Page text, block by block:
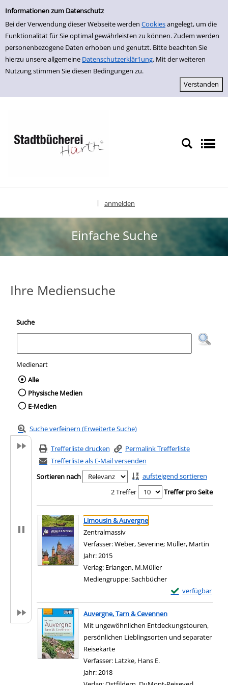
Einfache Suche
Informationen zum Datenschutz
Bei der Verwendung dieser Webseite werden Cookiesangelegt, um die
Funktionalität für Sie optimal gewährleisten zu können. Zudem werden
personenbezogene Daten erhoben und genutzt. Bitte beachten Sie
hierzu unsere allgemeine Datenschutzerklär1ung. Mit der weiteren
Nutzung stimmen Sie diesen Bedingungen zu.
zur Navigation springen
zum Inhalt springen
Zu den Suchfiltern springen
Zur Trefferliste springen
anmelden
Einfache Suche
Ihre Mediensuche
Suche
Medienart
Wählen Sie die Medienart nach der Sie
Alle
Physische Medien
E-Medien
Suche verfeinern (Erweiterte Suche)
Trefferliste drucken
Permalink Trefferliste
Trefferliste als E-Mail versenden
Sortieren nach
aufsteigend sortieren
2 Treffer
Treffer pro Seite
Suchergebnis
Zu den Suchfiltern springen
Limousin & Auvergne
Zentralmassiv
Verfasser:Weber, Severine; Müller, Martin
Jahr:2015
Verlag: Erlangen, M.Müller
Mediengruppe:Sachbücher
verfügbar
Exemplar-Details
Zum Download
Auvergne, Tarn & Cevennen
Mit ungewöhnlichen Entdeckungstouren,
persönlichen Lieblingsorten und separater
Reisekarte
Verfasser: Latzke, Hans E.
Jahr:2018